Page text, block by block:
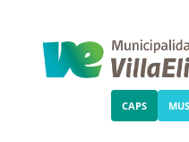
CAPS